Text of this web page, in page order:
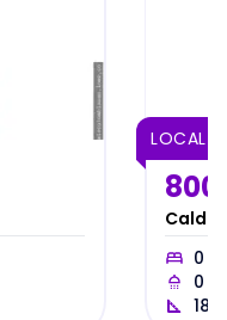
LOCAL
0
0
18